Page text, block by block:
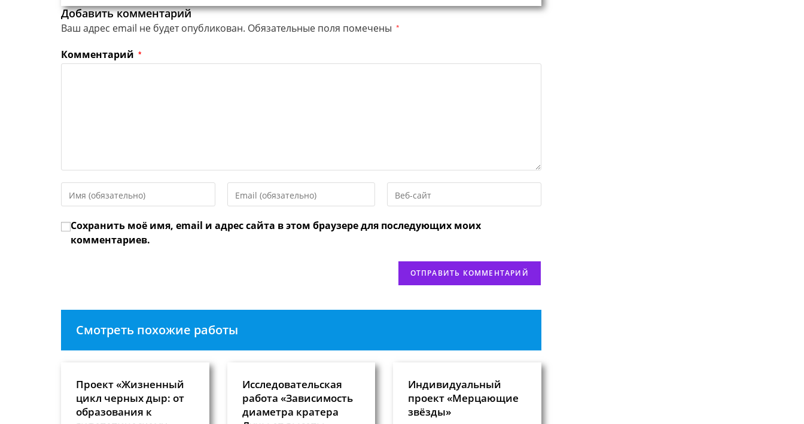
Добавить комментарий
Ваш адрес email не будет опубликован. Обязательные поля помечены *
Комментарий *
свое
или
имя
свой
адрес,
URL
веб-
Сохранить моё имя, email и адрес сайта в этом браузере для последующих моих
комментариев.
Смотреть похожие работы
Проект «Жизненный
цикл черных дыр: от
образования к
Исследовательская
работа «Зависимость
диаметра кратера
Индивидуальный
проект «Мерцающие
звёзды»